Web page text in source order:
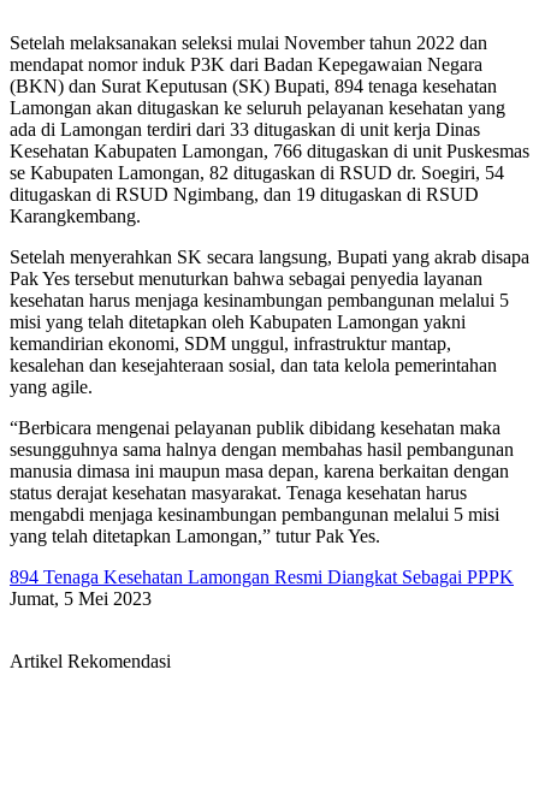
Setelah melaksanakan seleksi mulai November tahun 2022 dan
mendapat nomor induk P3K dari Badan Kepegawaian Negara
(BKN) dan Surat Keputusan (SK) Bupati, 894 tenaga kesehatan
Lamongan akan ditugaskan ke seluruh pelayanan kesehatan yang
ada di Lamongan terdiri dari 33 ditugaskan di unit kerja Dinas
Kesehatan Kabupaten Lamongan, 766 ditugaskan di unit Puskesmas
se Kabupaten Lamongan, 82 ditugaskan di RSUD dr. Soegiri, 54
ditugaskan di RSUD Ngimbang, dan 19 ditugaskan di RSUD
Karangkembang.
Setelah menyerahkan SK secara langsung, Bupati yang akrab disapa
Pak Yes tersebut menuturkan bahwa sebagai penyedia layanan
kesehatan harus menjaga kesinambungan pembangunan melalui 5
misi yang telah ditetapkan oleh Kabupaten Lamongan yakni
kemandirian ekonomi, SDM unggul, infrastruktur mantap,
kesalehan dan kesejahteraan sosial, dan tata kelola pemerintahan
yang agile.
“Berbicara mengenai pelayanan publik dibidang kesehatan maka
sesungguhnya sama halnya dengan membahas hasil pembangunan
manusia dimasa ini maupun masa depan, karena berkaitan dengan
status derajat kesehatan masyarakat. Tenaga kesehatan harus
mengabdi menjaga kesinambungan pembangunan melalui 5 misi
yang telah ditetapkan Lamongan,” tutur Pak Yes.
894 Tenaga Kesehatan Lamongan Resmi Diangkat Sebagai PPPK
Jumat, 5 Mei 2023
Artikel Rekomendasi